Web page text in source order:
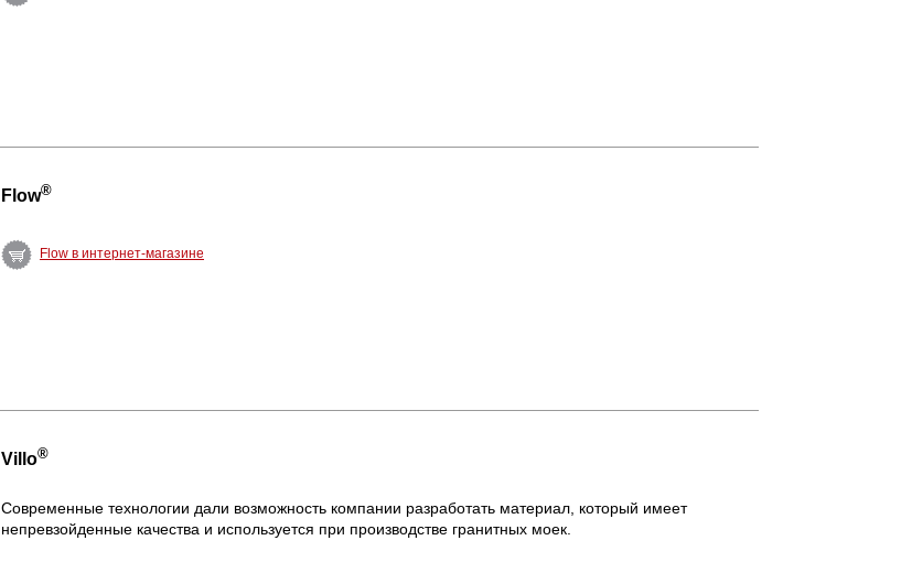
Flow®
Flow в интернет-магазине
Villo®
Современные технологии дали возможность компании разработать материал, который имеет
непревзойденные качества и используется при производстве гранитных моек.